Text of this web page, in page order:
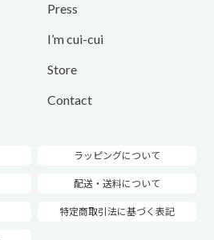
Press
I’m cui-cui
Store
Contact
ラッピングについて
配送・送料について
特定商取引法に基づく表記